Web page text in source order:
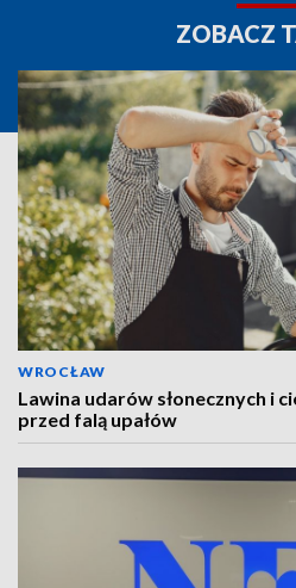
ZOBACZ
WROCŁAW
Lawina udarów słonecznych i
przed falą upałów